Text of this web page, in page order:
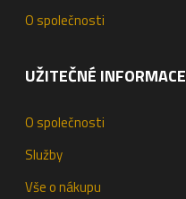
O společnosti
UŽITEČNÉ INFORMACE
O společnosti
Služby
Vše o nákupu